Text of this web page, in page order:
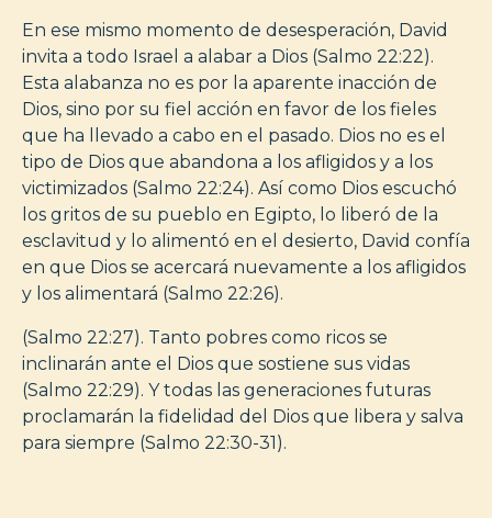
En ese mismo momento de desesperación, David
invita a todo Israel a alabar a Dios (Salmo 22:22).
Esta alabanza no es por la aparente inacción de
Dios, sino por su fiel acción en favor de los fieles
que ha llevado a cabo en el pasado. Dios no es el
tipo de Dios que abandona a los afligidos y a los
victimizados (Salmo 22:24). Así como Dios escuchó
los gritos de su pueblo en Egipto, lo liberó de la
esclavitud y lo alimentó en el desierto, David confía
en que Dios se acercará nuevamente a los afligidos
y los alimentará (Salmo 22:26).
(Salmo 22:27). Tanto pobres como ricos se
inclinarán ante el Dios que sostiene sus vidas
(Salmo 22:29). Y todas las generaciones futuras
proclamarán la fidelidad del Dios que libera y salva
para siempre (Salmo 22:30-31).